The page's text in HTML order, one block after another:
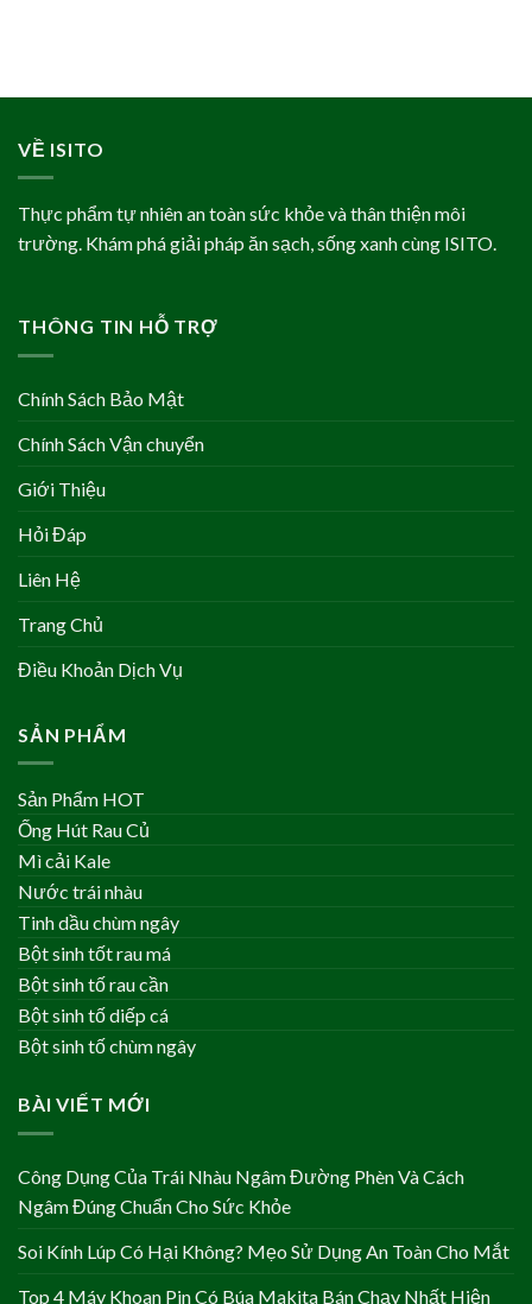
VỀ ISITO
Thực phẩm tự nhiên an toàn sức khỏe và thân thiện môi
trường. Khám phá giải pháp ăn sạch, sống xanh cùng ISITO.
THÔNG TIN HỖ TRỢ
Chính Sách Bảo Mật
Chính Sách Vận chuyển
Giới Thiệu
Hỏi Đáp
Liên Hệ
Trang Chủ
Điều Khoản Dịch Vụ
SẢN PHẨM
Sản Phẩm HOT
Ống Hút Rau Củ
Mì cải Kale
Nước trái nhàu
Tinh dầu chùm ngây
Bột sinh tốt rau má
Bột sinh tố rau cần
Bột sinh tố diếp cá
Bột sinh tố chùm ngây
BÀI VIẾT MỚI
Công Dụng Của Trái Nhàu Ngâm Đường Phèn Và Cách
Ngâm Đúng Chuẩn Cho Sức Khỏe
Soi Kính Lúp Có Hại Không? Mẹo Sử Dụng An Toàn Cho Mắt
Top 4 Máy Khoan Pin Có Búa Makita Bán Chạy Nhất Hiện